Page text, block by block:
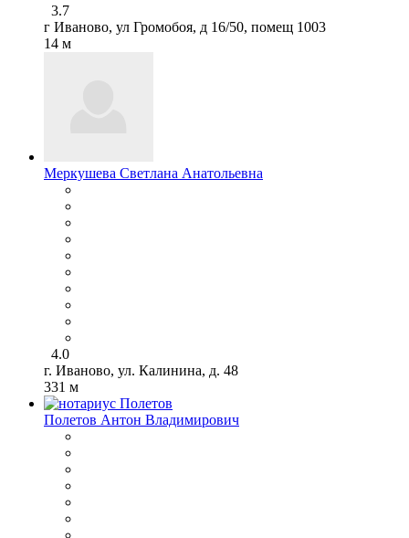
3.7
г Иваново, ул Громобоя, д 16/50, помещ 1003
14 м
Меркушева Светлана Анатольевна
4.0
г. Иваново, ул. Калинина, д. 48
331 м
Полетов Антон Владимирович